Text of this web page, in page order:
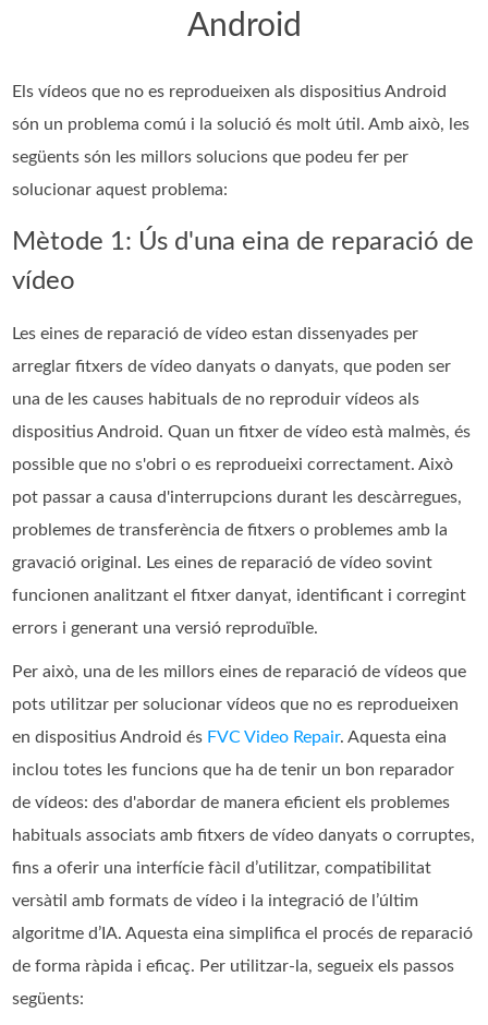
Android
Els vídeos que no es reprodueixen als dispositius Android
són un problema comú i la solució és molt útil. Amb això, les
següents són les millors solucions que podeu fer per
solucionar aquest problema:
Mètode 1: Ús d'una eina de reparació de
vídeo
Les eines de reparació de vídeo estan dissenyades per
arreglar fitxers de vídeo danyats o danyats, que poden ser
una de les causes habituals de no reproduir vídeos als
dispositius Android. Quan un fitxer de vídeo està malmès, és
possible que no s'obri o es reprodueixi correctament. Això
pot passar a causa d'interrupcions durant les descàrregues,
problemes de transferència de fitxers o problemes amb la
gravació original. Les eines de reparació de vídeo sovint
funcionen analitzant el fitxer danyat, identificant i corregint
errors i generant una versió reproduïble.
Per això, una de les millors eines de reparació de vídeos que
pots utilitzar per solucionar vídeos que no es reprodueixen
en dispositius Android és FVC Video Repair. Aquesta eina
inclou totes les funcions que ha de tenir un bon reparador
de vídeos: des d'abordar de manera eficient els problemes
habituals associats amb fitxers de vídeo danyats o corruptes,
fins a oferir una interfície fàcil d’utilitzar, compatibilitat
versàtil amb formats de vídeo i la integració de l’últim
algoritme d’IA. Aquesta eina simplifica el procés de reparació
de forma ràpida i eficaç. Per utilitzar-la, segueix els passos
següents: